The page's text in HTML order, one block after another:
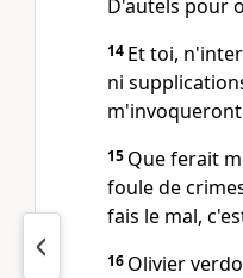
D'autels pour
14 Et toi,
ni
m'invoqueront
15 Que ferait
foule de
fais le mal,
16 Olivier